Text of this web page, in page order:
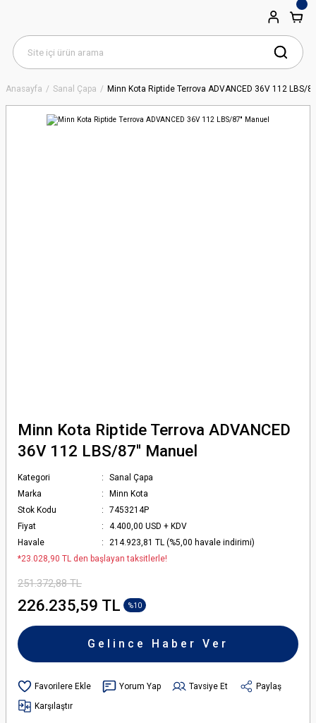
Anasayfa Sanal Çapa Minn Kota Riptide Terrova ADVANCED 36V 112 LBS/
Minn Kota Riptide Terrova ADVANCED
36V 112 LBS/87'' Manuel
Kategori
Sanal Çapa
Marka
Minn Kota
Stok Kodu
7453214P
Fiyat
4.400,00 USD + KDV
Havale
214.923,81 TL (%5,00 havale indirimi)
*23.028,90 TL den başlayan taksitlerle!
251.372,88 TL
226.235,59 TL %10
Gelince Haber Ver
Yorum Yap Tavsiye Et
Paylaş
Karşılaştır